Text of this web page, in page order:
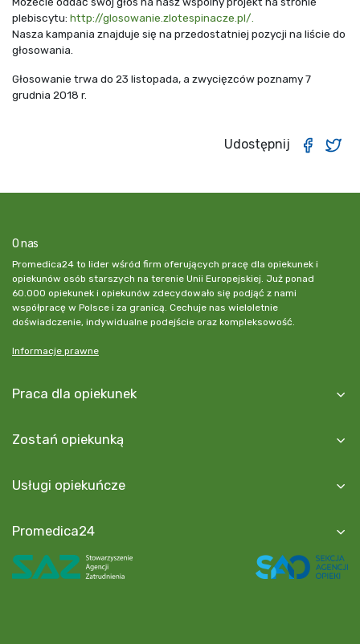
plebiscytu: http://glosowanie.zlotespinacze.pl/.
Nasza kampania znajduje się na przedostatniej pozycji na liście do
głosowania.
Głosowanie trwa do 23 listopada, a zwycięzców poznamy 7
grudnia 2018 r.
Udostępnij
O nas
Promedica24 to lider wśród firm oferujących pracę dla opiekunek i
opiekunów osób starszych na terenie Unii Europejskiej. Już ponad
60.000 opiekunek i opiekunów zdecydowało się podjąć z nami
współpracę w Polsce i za granicą. Cechuje nas wieloletnie
doświadczenie, indywidualne podejście oraz kompleksowość.
Informacje prawne
Praca dla opiekunek
Zostań opiekunką
Usługi opiekuńcze
Promedica24